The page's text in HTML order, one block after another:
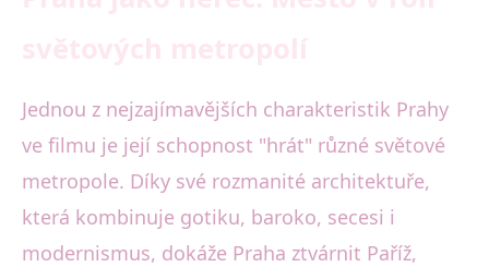
Jednou z nejzajímavějších charakteristik Prahy
ve filmu je její schopnost "hrát" různé světové
metropole. Díky své rozmanité architektuře,
která kombinuje gotiku, baroko, secesi i
modernismus, dokáže Praha ztvárnit Paříž,